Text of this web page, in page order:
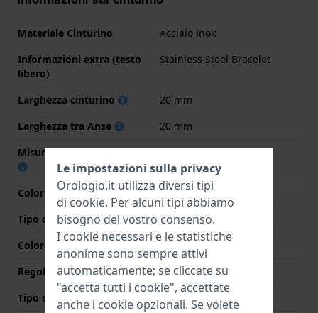
Materiale Cinturino
Acciaio inox
Informazioni extra (testo
libero)
Stainless Steel Bracelet
Larghezza cinturino
20 mm
Larghezza tra Anse
20 mm
Misura cinturino alla fibbia
16 mm
Colore cinturino
Argento
Tipo di chiusura
Chiusura deployante
Colore Chiusura
Regolato su misura?
Si
Tipo di montatura
Perni a molla
Le impostazioni sulla privacy
Orologio.it utilizza diversi tipi
di cookie. Per alcuni tipi abbiamo
bisogno del vostro consenso.
I cookie necessari e le statistiche
anonime sono sempre attivi
automaticamente; se cliccate su
"accetta tutti i cookie", accettate
anche i cookie opzionali. Se volete